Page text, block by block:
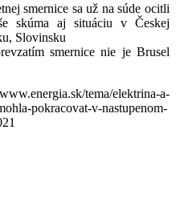
smernice sa už na súde ocitli
skúma aj situáciu v Českej
Slovinsku
smernice nie je Brusel
tema/elektrina-a-
pokracovat-v-nastupenom-